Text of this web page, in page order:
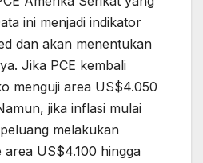
ini menjadi indikator
dan akan menentukan
Jika PCE kembali
menguji area US$4.050
jika inflasi mulai
melakukan
US$4.100 hingga